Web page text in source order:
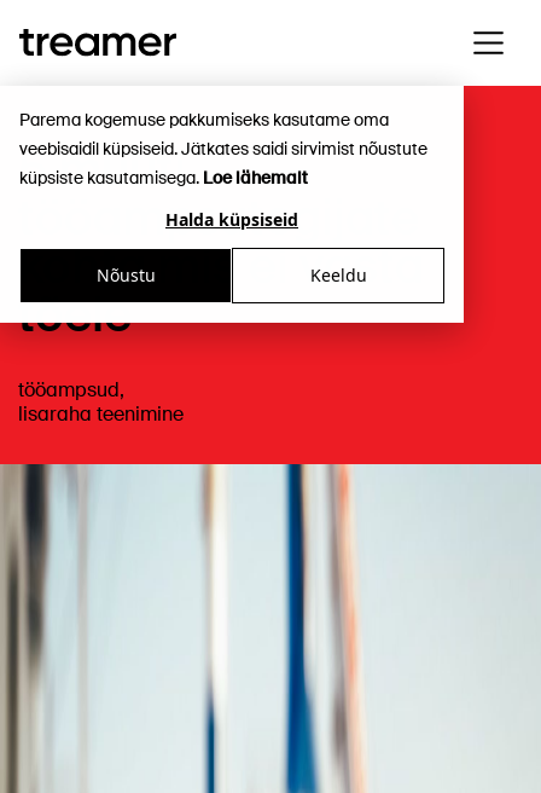
Parema kogemuse pakkumiseks kasutame oma
veebisaidil küpsiseid. Jätkates saidi sirvimist nõustute
küpsiste kasutamisega. Loe lähemalt
Halda küpsiseid
Nõustu Keeldu
5 müüti
tööampsutegijate
kohta mis ei vasta
tõele
tööampsud,
lisaraha teenimine